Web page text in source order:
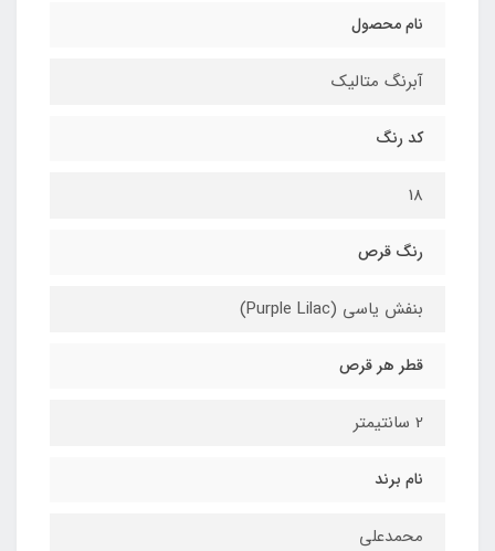
نام محصول
آبرنگ متالیک
کد رنگ
18
رنگ قرص
بنفش یاسی (Purple Lilac)
قطر هر قرص
2 سانتیمتر
نام برند
محمدعلی